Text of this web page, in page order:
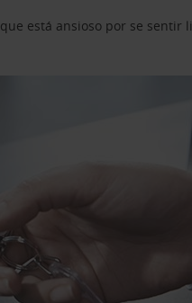
está ansioso por se